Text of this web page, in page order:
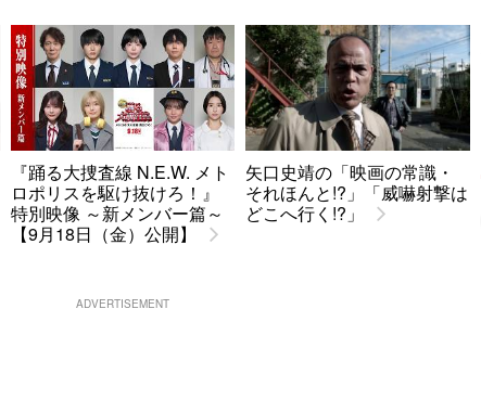
『踊る大捜査線 N.E.W. メト
ロポリスを駆け抜けろ！』
特別映像 ～新メンバー篇～
【9月18日（金）公開】
矢口史靖の「映画の常識・
それほんと!?」「威嚇射撃は
どこへ行く!?」
ADVERTISEMENT